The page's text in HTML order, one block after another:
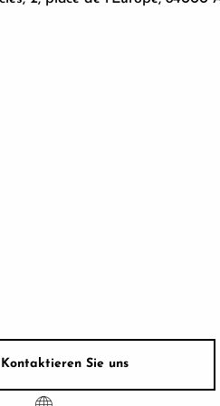
Kontaktieren Sie uns